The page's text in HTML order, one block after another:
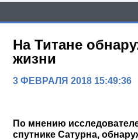
На Титане
жизни
3 ФЕВРАЛЯ 2018 15:49:36
По мнению
спутнике Сатурна,